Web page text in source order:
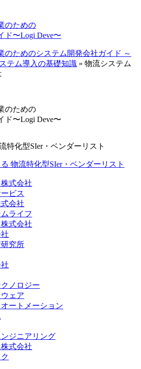
のための
ド〜Logi Deve〜
のためのシステム開発会社ガイド ～
テム導入の基礎知識 » 物流システム
のための
ド〜Logi Deve〜
特化型SIer・ベンダーリスト
物流特化型SIer・ベンダーリスト
式会社
ビス
会社
ライフ
式会社
究所
ノロジー
ェア
ートメーション
ジニアリング
式会社